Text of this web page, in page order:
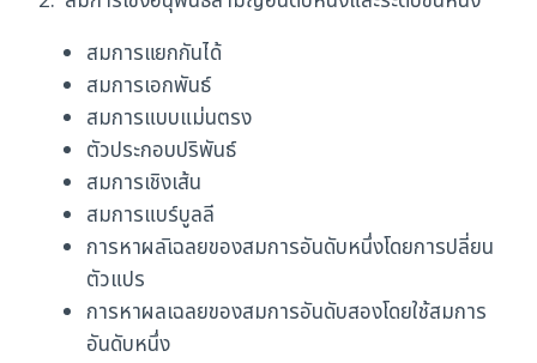
สมการแยกกันได้
สมการเอกพันธ์
สมการแบบแม่นตรง
ตัวประกอบปริพันธ์
สมการเชิงเส้น
สมการแบร์บูลลี
การหาผลเิฉลยของสมการอันดับหนึ่งโดยการปลี่ยน
ตัวแปร
การหาผลเฉลยของสมการอันดับสองโดยใช้สมการ
อันดับหนึ่ง